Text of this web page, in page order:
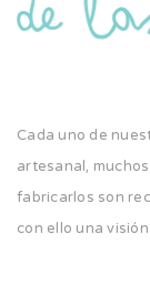
Cada uno de
artesanal,
fabricarlos son
con ello una